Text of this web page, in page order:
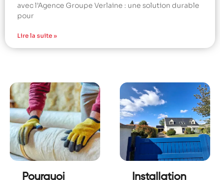
avec l’Agence Groupe Verlaine : une solution durable
pour
Lire la suite »
Pourquoi
Installation